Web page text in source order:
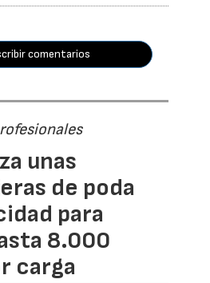
comentarios
unas
de poda
para
8.000
carga